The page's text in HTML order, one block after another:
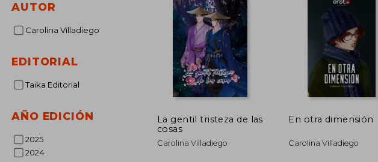
AUTOR
Carolina Villadiego
EDITORIAL
Taika Editorial
AÑO EDICIÓN
2025
2024
La gentil tristeza de las
cosas
Carolina Villadiego
En otra dimensión
Carolina Villadiego